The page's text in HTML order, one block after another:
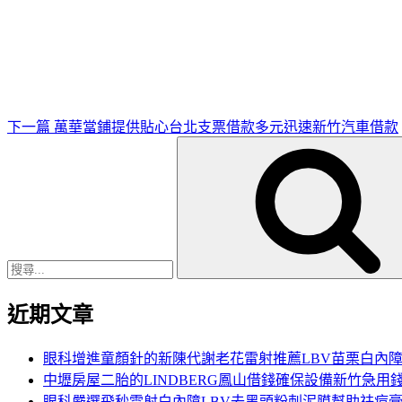
下一篇 萬華當鋪提供貼心台北支票借款多元迅速新竹汽車借款
近期文章
眼科增進童顏針的新陳代謝老花雷射推薦LBV苗栗白內障
中壢房屋二胎的LINDBERG鳳山借錢確保設備新竹急用